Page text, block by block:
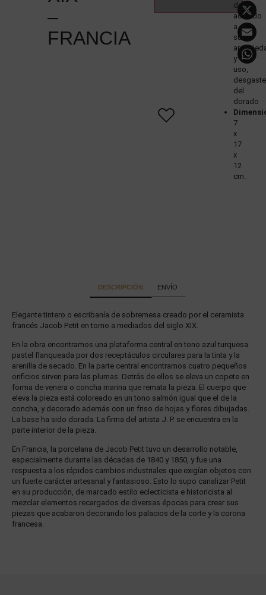
–
FRANCIA
de
acuerdo
a
su
y
uso,
desgaste
del
dorado
7
x
17
x
12
cm.
DESCRIPCIÓN ENVÍO
Elegante tintero o escribanía de sobremesa creado por el ceramista
francés Jacob Petit en torno a mediados del siglo XIX.
En la obra encontramos una plataforma central en tono azul turquesa
pastel flanqueada por dos receptáculos circulares para la tinta y la
arenilla de secado. En la parte central encontramos cuatro pequeños
orificios sirven para las plumas. Detrás de ellos se eleva un copete en
forma de venera o concha marina que remata la pieza. El cuerpo que
eleva la pieza está coloreado en un tono salmón igual que el de la
concha, y decorado además con un friso de hojas y flores dibujadas.
La base ha sido dorada. La firma del artista J. P. se encuentra en la
parte interior de la pieza.
En Francia, la porcelana de Jacob Petit tuvo un desarrollo notable,
especialmente durante las décadas de 1840 y 1850, y fue una
respuesta a los rápidos cambios industriales que exigían objetos con
un fuerte carácter artesanal y fantasioso. Esto lo supo canalizar Petit
en su producción, de marcado estilo eclecticista e historicista al
mezclar elementos recargados de diversas épocas para crear sus
piezas que acabaron decorando los palacios de la corte y la corona
francesa.